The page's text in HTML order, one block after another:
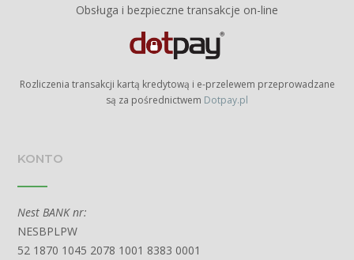
Obsługa i bezpieczne transakcje on-line
Rozliczenia transakcji kartą kredytową i e-przelewem przeprowadzane
są za pośrednictwem Dotpay.pl
KONTO
Nest BANK nr:
NESBPLPW
52 1870 1045 2078 1001 8383 0001